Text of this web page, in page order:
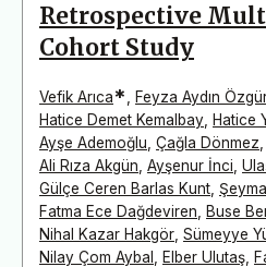
Retrospective
Cohort Study
Vefik Arıca* Feyza Aydın
Hatice Demet Kemalbay
Hatice
Ayşe Ademoğlu Çağla Dönmez
Ali Rıza Akgün Ayşenur İnci
Gülçe Ceren Barlas Kunt
Fatma Ece Dağdeviren
Buse
Nihal Kazar Hakgör Sümeyye
Nilay Çom Aybal
Elber Ulutaş